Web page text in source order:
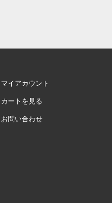
マイアカウント
カートを見る
お問い合わせ